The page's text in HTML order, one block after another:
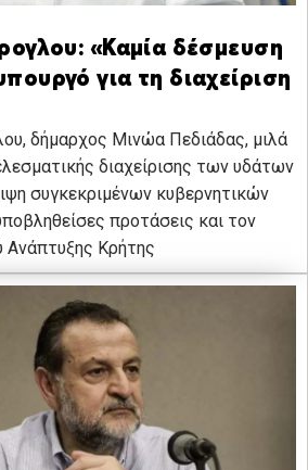
«Καμία δέσμευση
για τη διαχείριση
δήμαρχος Μινώα Πεδιάδας, μιλά
διαχείρισης των υδάτων
συγκεκριμένων κυβερνητικών
προτάσεις και τον
Ανάπτυξης Κρήτης